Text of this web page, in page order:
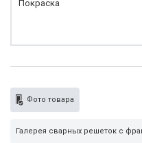
Покраска
Фото товара
Галерея сварных решеток с